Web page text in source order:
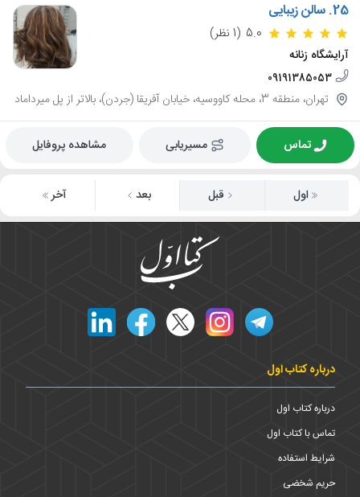
25. سالن زیبایی
5.0 (1 نظر)
آرایشگاه زنانه
09191385053
تهران، منطقه 3، محله کاووسیه، خیابان آفریقا (جردن)، بالاتر از پل میرداماد
تماس مسیریابی مشاهده پروفایل
اول قبل بعد آخر
درباره کتاب اول
درباره کتاب اول
تماس با کتاب اول
شرایط استفاده
حریم شخضی